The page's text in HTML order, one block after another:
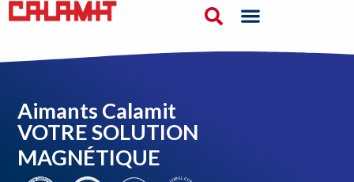
Aimants Calamit
VOTRE SOLUTION
MAGNÉTIQUE